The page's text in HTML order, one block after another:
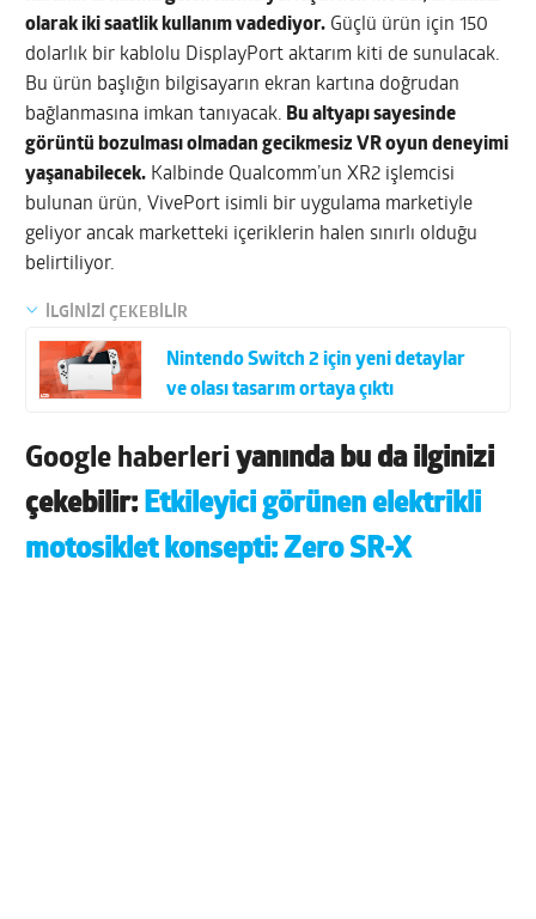
olarak iki saatlik kullanım vadediyor. Güçlü ürün için 150
dolarlık bir kablolu DisplayPort aktarım kiti de sunulacak.
Bu ürün başlığın bilgisayarın ekran kartına doğrudan
bağlanmasına imkan tanıyacak. Bu altyapı sayesinde
görüntü bozulması olmadan gecikmesiz VR oyun deneyimi
yaşanabilecek. Kalbinde Qualcomm’un XR2 işlemcisi
bulunan ürün, VivePort isimli bir uygulama marketiyle
geliyor ancak marketteki içeriklerin halen sınırlı olduğu
belirtiliyor.
İLGİNİZİ ÇEKEBİLİR
Nintendo Switch 2 için yeni detaylar
ve olası tasarım ortaya çıktı
Google haberleriyanında bu da ilginizi
çekebilir: Etkileyici görünen elektrikli
motosiklet konsepti: Zero SR-X